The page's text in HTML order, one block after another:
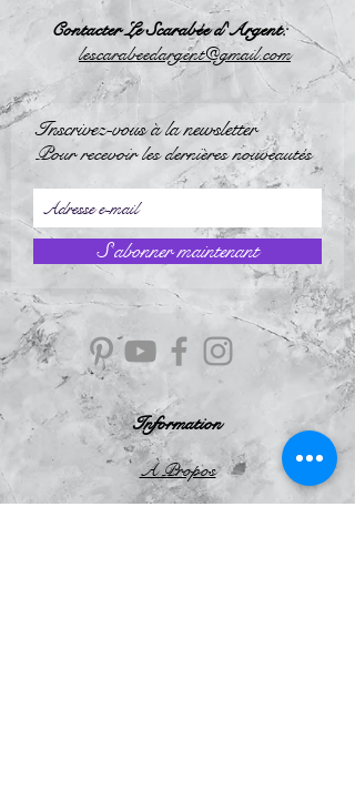
Contacter Le Scarabée d'Argent:
lescarabeedargent@gmail.com
Inscrivez-vous à la newsletter
Pour recevoir les dernières nouveautés
S`abonner maintenant
Information
À Propos